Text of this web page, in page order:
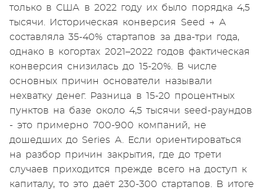
только в США в 2022 году их было порядка 4,5
тысячи. Историческая конверсия Seed → A
составляла 35-40% стартапов за два-три года,
однако в когортах 2021–2022 годов фактическая
конверсия снизилась до 15-20%. В числе
основных причин основатели называли
нехватку денег. Разница в 15-20 процентных
пунктов на базе около 4,5 тысячи seed-раундов
- это примерно 700-900 компаний, не
дошедших до Series A. Если ориентироваться
на разбор причин закрытия, где до трети
случаев приходится прежде всего на доступ к
капиталу, то это даёт 230-300 стартапов. В итоге